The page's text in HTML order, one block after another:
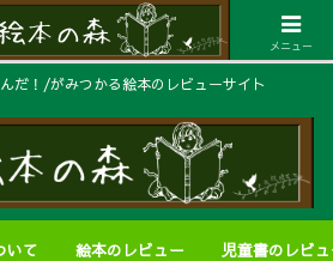
だ！/がみつかる絵本のレビューサイト
いて 絵本のレビュー 児童書のレビ
メニュー